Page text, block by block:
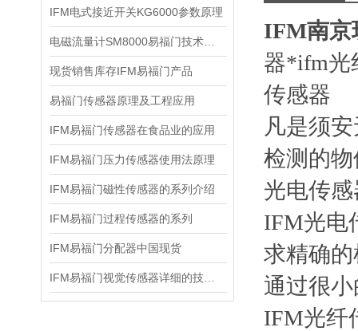
IFM电式接近开关KG6000参数原理
现货销售库存IFM易福门产品
易福门传感器原理及工程应用
IFM易福门传感器在食品业的应用
IFM易福门压力传感器使用法原理
IFM易福门磁性传感器的系列介绍
IFM易福门过程传感器的系列
IFM易福门分配器中国现货
IFM南京
器*ifm光
传感器
凡是须
检测的
光电传
IFM光电
求精确
通过很
IFM光纤